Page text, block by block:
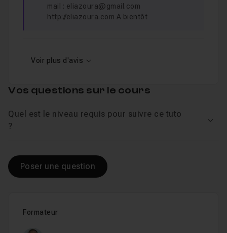
mail : eliazoura@gmail.com
http://eliazoura.com A bientôt
Voir plus d'avis
Formateur
Vos questions sur le cours
Quel est le niveau requis pour suivre ce tuto
?
Poser une question